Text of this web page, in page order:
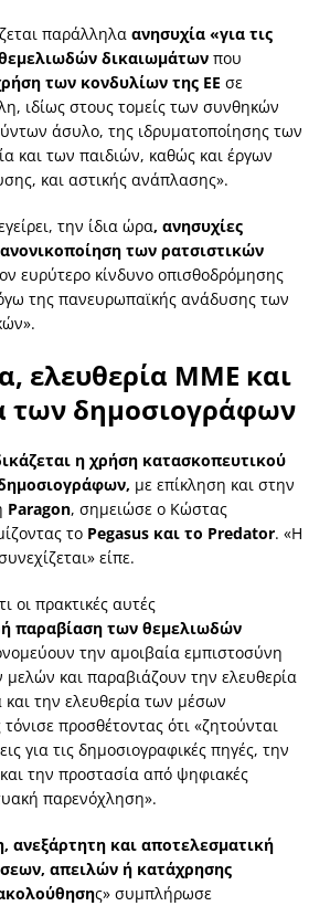
παράλληλα ανησυχία «για τις
δικαιωμάτων που
των κονδυλίων της ΕΕ σε
ιδίως στους τομείς των συνθηκών
άσυλο, της ιδρυματοποίησης των
και των παιδιών, καθώς και έργων
και αστικής ανάπλασης».
την ίδια ώρα, ανησυχίες
των ρατσιστικών
ευρύτερο κίνδυνο οπισθοδρόμησης
της πανευρωπαϊκής ανάδυσης των
ελευθερία ΜΜΕ και
των δημοσιογράφων
η χρήση κατασκοπευτικού
με επίκληση και στην
Paragon, σημειώσε ο Κώστας
το Pegasus και το Predator. «Η
είπε.
οι πρακτικές αυτές
παραβίαση των θεμελιωδών
την αμοιβαία εμπιστοσύνη
και παραβιάζουν την ελευθερία
την ελευθερία των μέσων
προσθέτοντας ότι «ζητούνται
για τις δημοσιογραφικές πηγές, την
την προστασία από ψηφιακές
παρενόχληση».
ανεξάρτητη και αποτελεσματική
απειλών ή κατάχρησης
ς» συμπλήρωσε